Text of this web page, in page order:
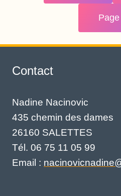
Contact
Nadine Nacinovic
435 chemin des dames
26160 SALETTES
Tél. 06 75 11 05 99
Email :